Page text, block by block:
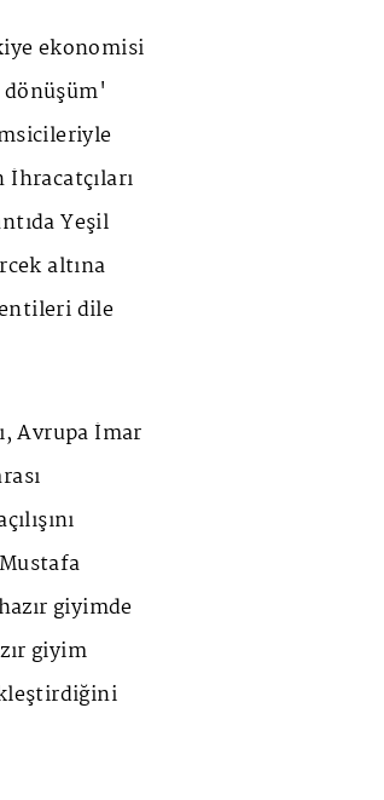
ekonomisi
Yeşil
altına
dile
Avrupa İmar
giyimde
giyim